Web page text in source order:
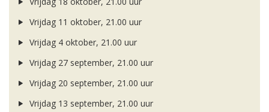
Vrijdag 11 oktober, 21.00 uur
Vrijdag 4 oktober, 21.00 uur
Vrijdag 27 september, 21.00 uur
Vrijdag 20 september, 21.00 uur
Vrijdag 13 september, 21.00 uur